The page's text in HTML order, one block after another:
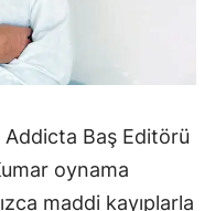
Addicta Baş Editörü
oynama
maddi kayıplarla